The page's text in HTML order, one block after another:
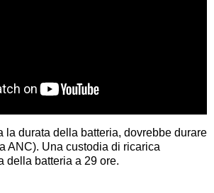
la durata della batteria, dovrebbe durare
ANC). Una custodia di ricarica
della batteria a 29 ore.